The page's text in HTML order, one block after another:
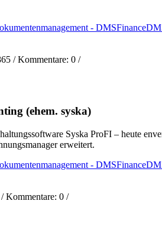
- DMSFinance
/ Kommentare: 0 /
(ehem. syska)
Syska ProFI – heute
erweitert.
- DMSFinance
/ Kommentare: 0 /